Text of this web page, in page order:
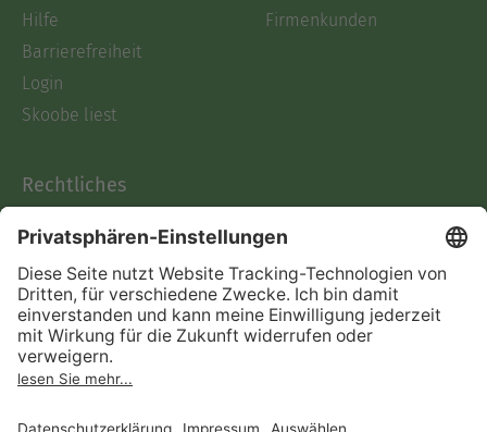
Hilfe
Barrierefreiheit
Login
Skoobe liest
Firmenkunden
Rechtliches
AGB
Informationen nach Data
Act
Verträge hier kündigen
Impressum